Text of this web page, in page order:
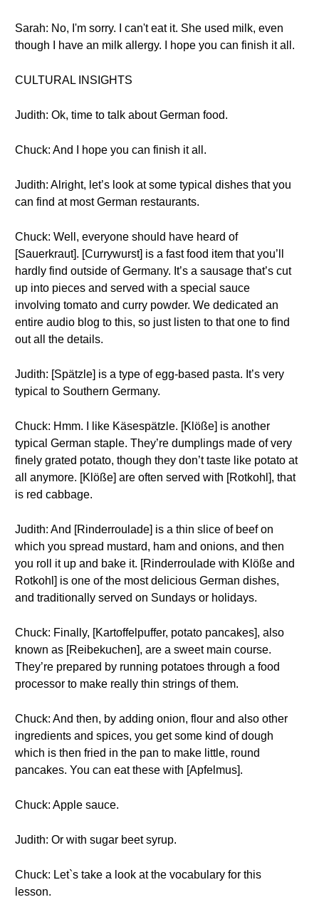
Sarah: No, I'm sorry. I can't eat it. She used milk, even
though I have an milk allergy. I hope you can finish it all.
CULTURAL INSIGHTS
Judith: Ok, time to talk about German food.
Chuck: And I hope you can finish it all.
Judith: Alright, let’s look at some typical dishes that you
can find at most German restaurants.
Chuck: Well, everyone should have heard of
[Sauerkraut]. [Currywurst] is a fast food item that you’ll
hardly find outside of Germany. It’s a sausage that’s cut
up into pieces and served with a special sauce
involving tomato and curry powder. We dedicated an
entire audio blog to this, so just listen to that one to find
out all the details.
Judith: [Spätzle] is a type of egg-based pasta. It’s very
typical to Southern Germany.
Chuck: Hmm. I like Käsespätzle. [Klöße] is another
typical German staple. They’re dumplings made of very
finely grated potato, though they don’t taste like potato at
all anymore. [Klöße] are often served with [Rotkohl], that
is red cabbage.
Judith: And [Rinderroulade] is a thin slice of beef on
which you spread mustard, ham and onions, and then
you roll it up and bake it. [Rinderroulade with Klöße and
Rotkohl] is one of the most delicious German dishes,
and traditionally served on Sundays or holidays.
Chuck: Finally, [Kartoffelpuffer, potato pancakes], also
known as [Reibekuchen], are a sweet main course.
They’re prepared by running potatoes through a food
processor to make really thin strings of them.
Chuck: And then, by adding onion, flour and also other
ingredients and spices, you get some kind of dough
which is then fried in the pan to make little, round
pancakes. You can eat these with [Apfelmus].
Chuck: Apple sauce.
Judith: Or with sugar beet syrup.
Chuck: Let`s take a look at the vocabulary for this
lesson.